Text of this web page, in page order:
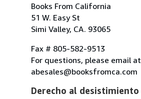
Books From California
51 W. Easy St
Simi Valley, CA. 93065
Fax # 805-582-9513
For questions, please email at
abesales@booksfromca.com
Derecho al desistimiento